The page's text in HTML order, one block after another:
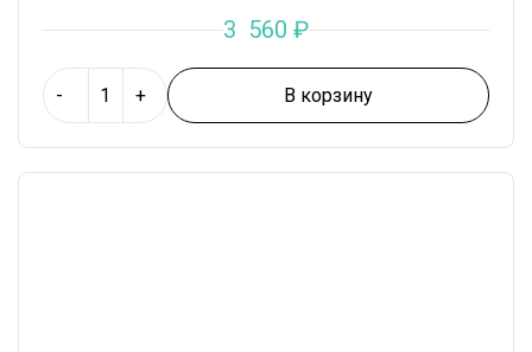
3 560 ₽
- + В корзину